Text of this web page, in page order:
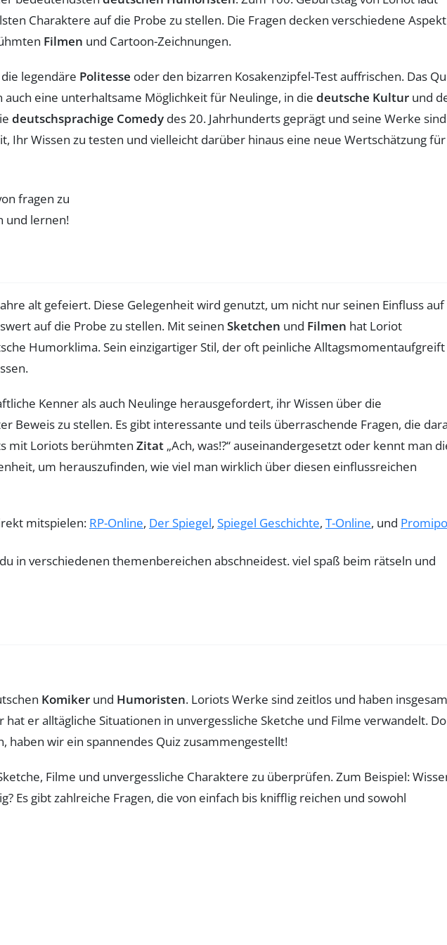
Charaktere auf die Probe zu stellen. Die Fragen decken verschiedene
Filmen und Cartoon-Zeichnungen.
legendäre Politesse oder den bizarren Kosakenzipfel-Test auffrischen. Das
eine unterhaltsame Möglichkeit für Neulinge, in die deutsche Kultur und
deutschsprachige Comedy des 20. Jahrhunderts geprägt und seine Werke sind
Ihr Wissen zu testen und vielleicht darüber hinaus eine neue Wertschätzung für
alt gefeiert. Diese Gelegenheit wird genutzt, um nicht nur seinen Einfluss auf
auf die Probe zu stellen. Mit seinen Sketchen und Filmen hat Loriot
Humorklima. Sein einzigartiger Stil, der oft peinliche Alltagsmomentaufgreift
Kenner als auch Neulinge herausgefordert, ihr Wissen über die
Beweis zu stellen. Es gibt interessante und teils überraschende Fragen, die
mit Loriots berühmten Zitat „Ach, was!?“ auseinandergesetzt oder kennt man
um herauszufinden, wie viel man wirklich über diesen einflussreichen
mitspielen: RP-Online, Der Spiegel, Spiegel Geschichte, T-Online, und
Komiker und Humoristen. Loriots Werke sind zeitlos und haben
er alltägliche Situationen in unvergessliche Sketche und Filme verwandelt.
haben wir ein spannendes Quiz zusammengestellt!
Filme und unvergessliche Charaktere zu überprüfen. Zum Beispiel:
Es gibt zahlreiche Fragen, die von einfach bis knifflig reichen und sowohl